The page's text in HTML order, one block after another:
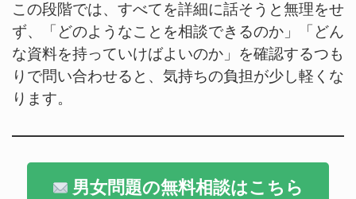
この段階では、すべてを詳細に話そうと無理をせ
ず、「どのようなことを相談できるのか」「どん
な資料を持っていけばよいのか」を確認するつも
りで問い合わせると、気持ちの負担が少し軽くな
ります。
男女問題の無料相談はこちら